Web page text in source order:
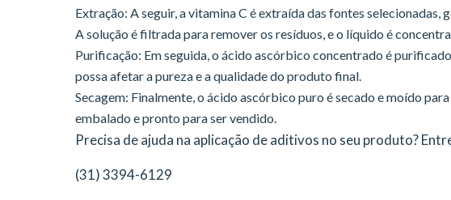
Extração: A seguir, a vitamina C é extraída das fontes selecionadas,
A solução é filtrada para remover os resíduos, e o líquido é
Purificação: Em seguida, o ácido ascórbico concentrado é
possa afetar a pureza e a qualidade do produto final.
Secagem: Finalmente, o ácido ascórbico puro é secado e moído
embalado e pronto para ser vendido.
Precisa de ajuda na aplicação de aditivos no seu produto?
(31) 3394-6129